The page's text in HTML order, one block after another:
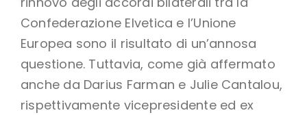
Confederazione Elvetica e l’Unione
Europea sono il risultato di un’annosa
questione. Tuttavia, come già affermato
anche da Darius Farman e Julie Cantalou,
rispettivamente vicepresidente ed ex